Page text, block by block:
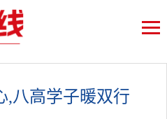
,八高学子暖双行